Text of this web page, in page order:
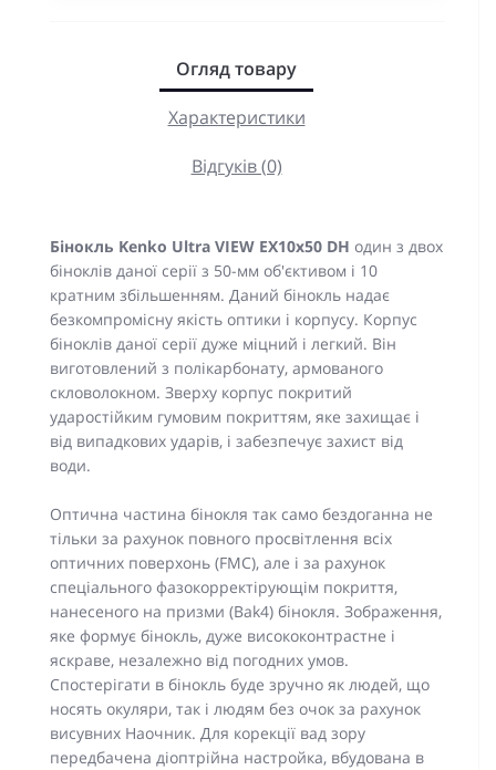
Огляд товару
Характеристики
Відгуків (0)
Бінокль Kenko Ultra VIEW EX10x50 DH один з двох
біноклів даної серії з 50-мм об'єктивом і 10
кратним збільшенням. Даний бінокль надає
безкомпромісну якість оптики і корпусу. Корпус
біноклів даної серії дуже міцний і легкий. Він
виготовлений з полікарбонату, армованого
скловолокном. Зверху корпус покритий
ударостійким гумовим покриттям, яке захищає і
від випадкових ударів, і забезпечує захист від
води.
Оптична частина бінокля так само бездоганна не
тільки за рахунок повного просвітлення всіх
оптичних поверхонь (FMC), але і за рахунок
спеціального фазокорректірующім покриття,
нанесеного на призми (Bak4) бінокля. Зображення,
яке формує бінокль, дуже висококонтрастне і
яскраве, незалежно від погодних умов.
Спостерігати в бінокль буде зручно як людей, що
носять окуляри, так і людям без очок за рахунок
висувних Наочник. Для корекції вад зору
передбачена діоптрійна настройка, вбудована в